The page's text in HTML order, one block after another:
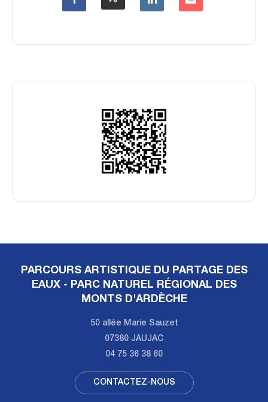
PARCOURS ARTISTIQUE DU PARTAGE DES
EAUX - PARC NATUREL RÉGIONAL DES
MONTS D'ARDÈCHE
50 allée Marie Sauzet
07380 JAUJAC
04 75 36 38 60
CONTACTEZ-NOUS